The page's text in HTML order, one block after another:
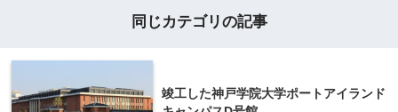
同じカテゴリの記事
竣工した神戸学院大学ポートアイランド